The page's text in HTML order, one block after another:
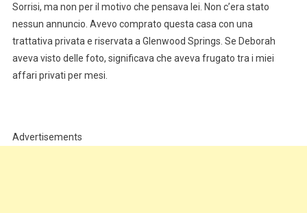
Sorrisi, ma non per il motivo che pensava lei. Non c’era stato
nessun annuncio. Avevo comprato questa casa con una
trattativa privata e riservata a Glenwood Springs. Se Deborah
aveva visto delle foto, significava che aveva frugato tra i miei
affari privati per mesi.
Advertisements